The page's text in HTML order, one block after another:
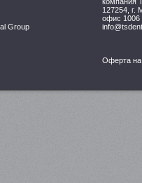
Group
127254, г.
офис 1006
Оферта на